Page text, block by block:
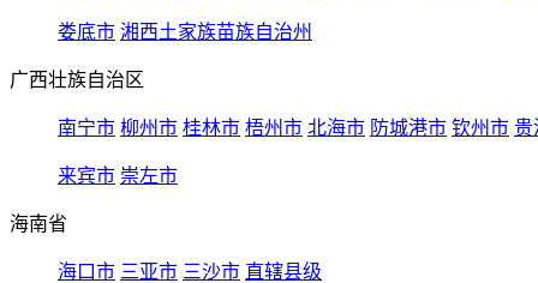
娄底市 湘西土家族苗族自治州
广西壮族自治区
南宁市 柳州市 桂林市 梧州市 北海市 防城港市 钦州市 贵
来宾市 崇左市
海南省
海口市 三亚市 三沙市 直辖县级